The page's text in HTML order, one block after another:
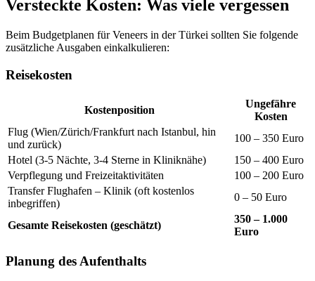
Versteckte Kosten: Was viele vergessen
Beim Budgetplanen für Veneers in der Türkei sollten Sie folgende
zusätzliche Ausgaben einkalkulieren:
Reisekosten
Kostenposition
Ungefähre
Kosten
Flug (Wien/Zürich/Frankfurt nach Istanbul, hin
und zurück)
100 – 350 Euro
Hotel (3-5 Nächte, 3-4 Sterne in Kliniknähe)
150 – 400 Euro
Verpflegung und Freizeitaktivitäten
100 – 200 Euro
Transfer Flughafen – Klinik (oft kostenlos
inbegriffen)
0 – 50 Euro
Gesamte Reisekosten (geschätzt)
350 – 1.000
Euro
Planung des Aufenthalts